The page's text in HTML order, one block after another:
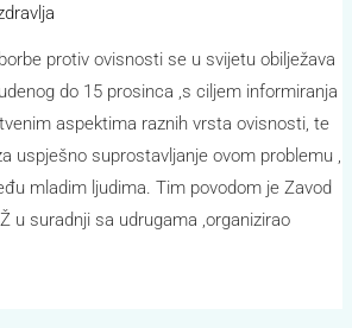
protiv ovisnosti se u svijetu obilježava
do 15 prosinca ,s ciljem informiranja
aspektima raznih vrsta ovisnosti, te
uspješno suprostavljanje ovom problemu ,
mladim ljudima. Tim povodom je Zavod
u suradnji sa udrugama ,organizirao